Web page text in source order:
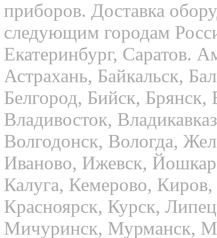
приборов. Доставка
следующим городам
Екатеринбург, Саратов.
Астрахань, Байкальск,
Белгород, Бийск,
Владивосток,
Волгодонск, Вологда,
Иваново, Ижевск,
Калуга, Кемерово,
Красноярск, Курск,
Мичуринск, Мурманск,